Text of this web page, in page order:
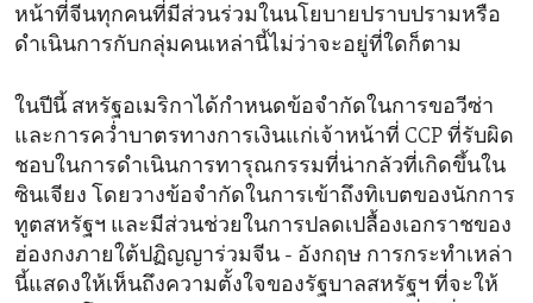
หน้าที่จีนทุกคนที่มีส่วนร่วมในนโยบายปราบปรามหรือ
ดำเนินการกับกลุ่มคนเหล่านี้ไม่ว่าจะอยู่ที่ใดก็ตาม
ในปีนี้ สหรัฐอเมริกาได้กำหนดข้อจำกัดในการขอวีซ่า
และการคว่ำบาตรทางการเงินแก่เจ้าหน้าที่ CCP ที่รับผิด
ชอบในการดำเนินการทารุณกรรมที่น่ากลัวที่เกิดขึ้นใน
ซินเจียง โดยวางข้อจำกัดในการเข้าถึงทิเบตของนักการ
ทูตสหรัฐฯ และมีส่วนช่วยในการปลดเปลื้องเอกราชของ
ฮ่องกงภายใต้ปฏิญญาร่วมจีน - อังกฤษ การกระทำเหล่า
นี้แสดงให้เห็นถึงความตั้งใจของรัฐบาลสหรัฐฯ ที่จะให้